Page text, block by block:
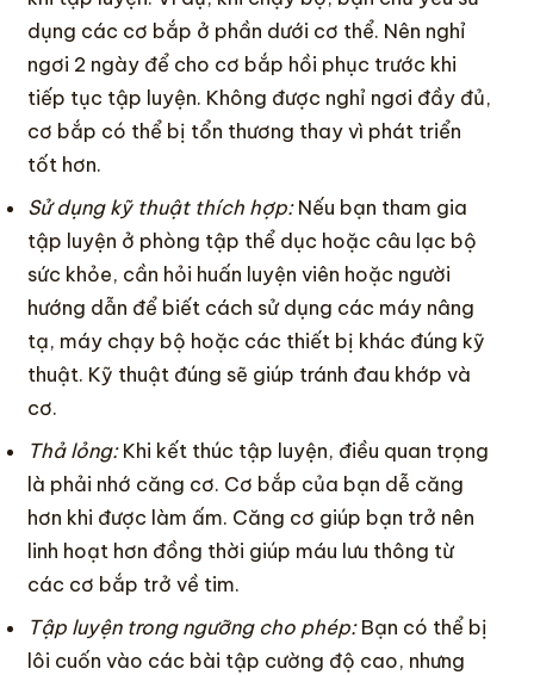
dụng các cơ bắp ở phần dưới cơ thể. Nên nghỉ
ngơi 2 ngày để cho cơ bắp hồi phục trước khi
tiếp tục tập luyện. Không được nghỉ ngơi đầy đủ,
cơ bắp có thể bị tổn thương thay vì phát triển
tốt hơn.
Sử dụng kỹ thuật thích hợp:Nếu bạn tham gia
tập luyện ở phòng tập thể dục hoặc câu lạc bộ
sức khỏe, cần hỏi huấn luyện viên hoặc người
hướng dẫn để biết cách sử dụng các máy nâng
tạ, máy chạy bộ hoặc các thiết bị khác đúng kỹ
thuật. Kỹ thuật đúng sẽ giúp tránh đau khớp và
cơ.
Thả lỏng:Khi kết thúc tập luyện, điều quan trọng
là phải nhớ căng cơ. Cơ bắp của bạn dễ căng
hơn khi được làm ấm. Căng cơ giúp bạn trở nên
linh hoạt hơn đồng thời giúp máu lưu thông từ
các cơ bắp trở về tim.
Tập luyện trong ngưỡng cho phép:Bạn có thể bị
lôi cuốn vào các bài tập cường độ cao, nhưng